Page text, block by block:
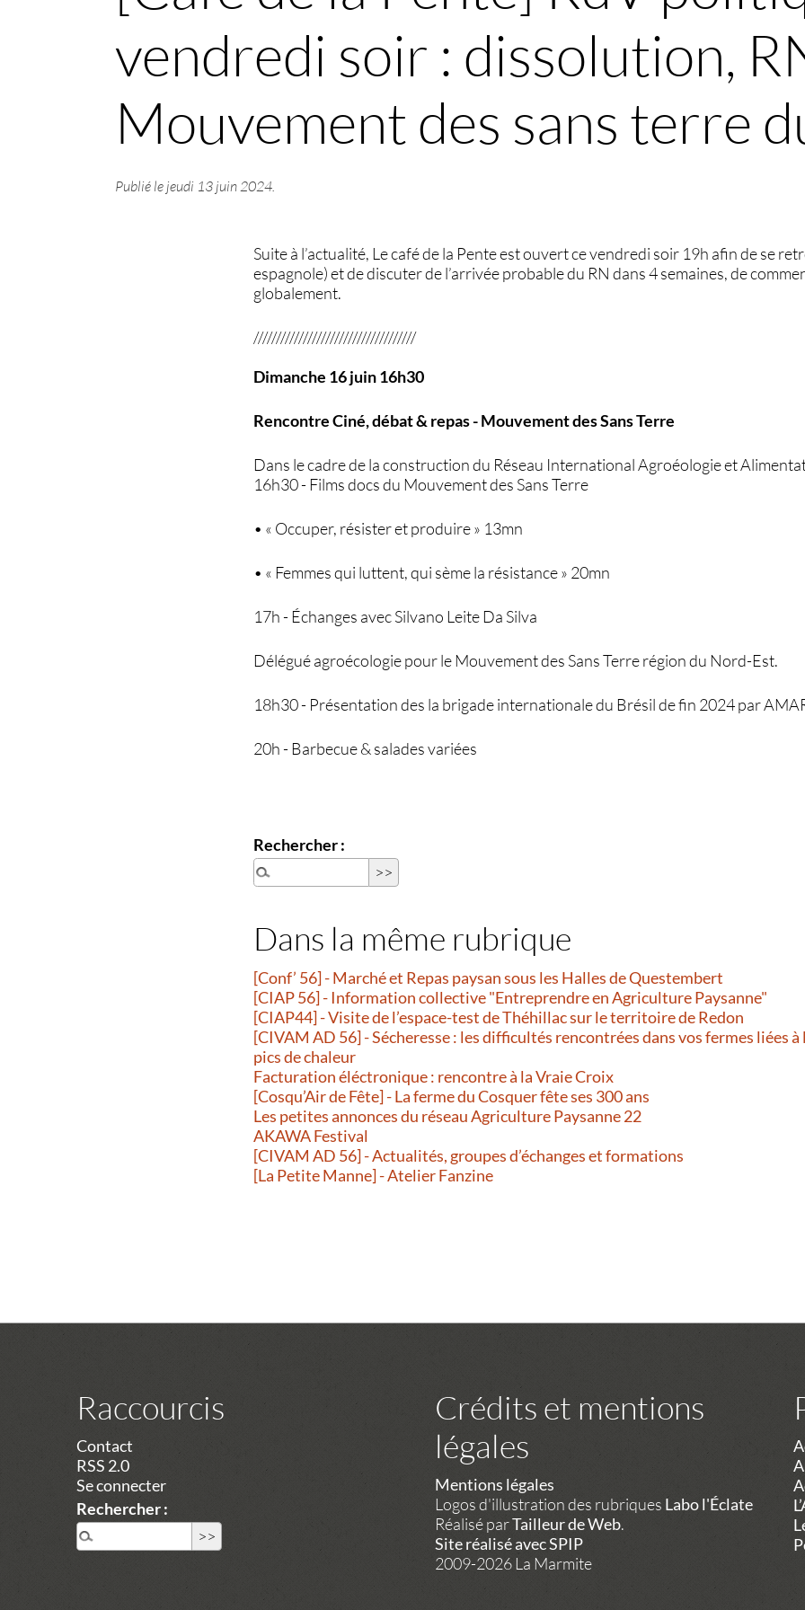
vendredi soir : dissolution,
Mouvement des sans terre
Publié le jeudi 13 juin 2024.
Suite à l’actualité, Le café de la Pente est ouvert ce vendredi soir 19h afin de se
espagnole) et de discuter de l’arrivée probable du RN dans 4 semaines, de
globalement.
////////////////////////////////////
Dimanche 16 juin 16h30
Rencontre Ciné, débat & repas - Mouvement des Sans Terre
Dans le cadre de la construction du Réseau International Agroéologie et
16h30 - Films docs du Mouvement des Sans Terre
• « Occuper, résister et produire » 13mn
• « Femmes qui luttent, qui sème la résistance » 20mn
17h - Échanges avec Silvano Leite Da Silva
Délégué agroécologie pour le Mouvement des Sans Terre région du Nord-Est.
18h30 - Présentation des la brigade internationale du Brésil de fin 2024 par
20h - Barbecue & salades variées
Rechercher :
Dans la même rubrique
[Conf’ 56] - Marché et Repas paysan sous les Halles de Questembert
[CIAP 56] - Information collective "Entreprendre en Agriculture Paysanne"
[CIAP44] - Visite de l’espace-test de Théhillac sur le territoire de Redon
[CIVAM AD 56] - Sécheresse : les difficultés rencontrées dans vos fermes liées à
pics de chaleur
Facturation éléctronique : rencontre à la Vraie Croix
[Cosqu’Air de Fête] - La ferme du Cosquer fête ses 300 ans
Les petites annonces du réseau Agriculture Paysanne 22
AKAWA Festival
[CIVAM AD 56] - Actualités, groupes d’échanges et formations
[La Petite Manne] - Atelier Fanzine
Raccourcis
Contact
RSS 2.0
Se connecter
Rechercher :
Crédits et mentions
légales
Mentions légales
Logos d'illustration des rubriques Labo l'Éclate
Réalisé parTailleur de Web.
Site réalisé avec SPIP
2009-2026 La Marmite